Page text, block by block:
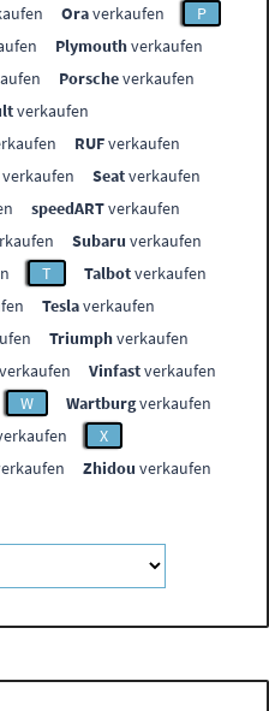
Oraverkaufen
P
Plymouthverkaufen
Porscheverkaufen
verkaufen
RUFverkaufen
verkaufen Seatverkaufen
speedARTverkaufen
Subaru verkaufen
T Talbotverkaufen
Teslaverkaufen
Triumphverkaufen
verkaufen Vinfastverkaufen
W Wartburgverkaufen
X
Zhidou verkaufen